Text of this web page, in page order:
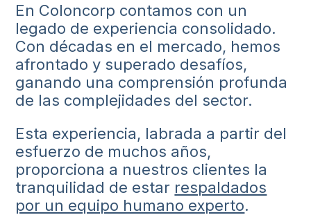
En Coloncorp contamos con un
legado de experiencia consolidado.
Con décadas en el mercado, hemos
afrontado y superado desafíos,
ganando una comprensión profunda
de las complejidades del sector.
Esta experiencia, labrada a partir del
esfuerzo de muchos años,
proporciona a nuestros clientes la
tranquilidad de estar respaldados
por un equipo humano experto.